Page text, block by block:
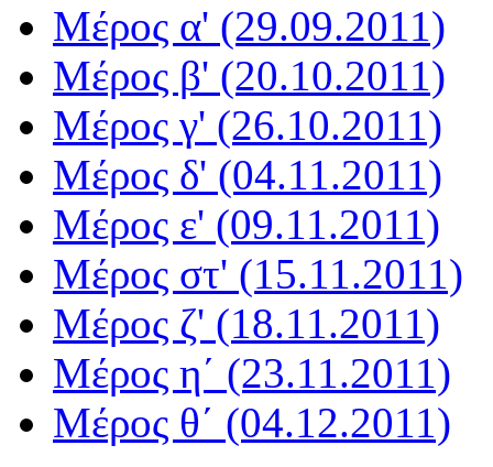
Μέρος α' (29.09.2011)
Μέρος β' (20.10.2011)
Μέρος γ' (26.10.2011)
Μέρος δ' (04.11.2011)
Μέρος ε' (09.11.2011)
Μέρος στ' (15.11.2011)
Μέρος ζ' (18.11.2011)
Μέρος η΄ (23.11.2011)
Μέρος θ΄ (04.12.2011)